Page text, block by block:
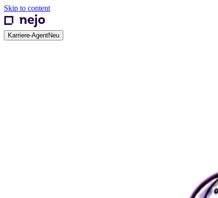
Skip to content
Karriere-AgentNeu